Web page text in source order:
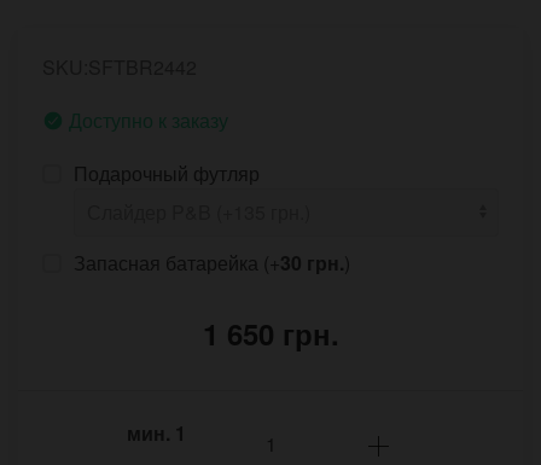
Доступно к заказу
Подарочный футляр
Запасная батарейка (+30 грн.)
1 650 грн.
мин. 1